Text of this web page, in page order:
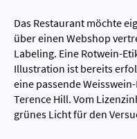
Das Restaurant möchte
über einen Webshop
Labeling. Eine Rotwein-
Illustration ist bereits
eine passende
Terence Hill. Vom
grünes Licht für den